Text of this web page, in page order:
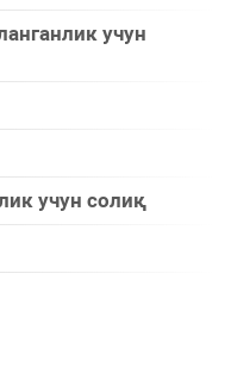
учун
учун солиқ